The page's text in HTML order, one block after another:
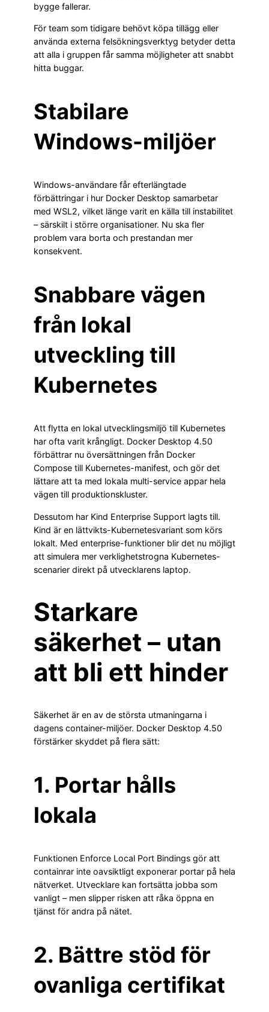
bygge fallerar.
För team som tidigare behövt köpa tillägg eller
använda externa felsökningsverktyg betyder detta
att alla i gruppen får samma möjligheter att snabbt
hitta buggar.
Stabilare
Windows-miljöer
Windows-användare får efterlängtade
förbättringar i hur Docker Desktop samarbetar
med WSL2, vilket länge varit en källa till instabilitet
– särskilt i större organisationer. Nu ska fler
problem vara borta och prestandan mer
konsekvent.
Snabbare vägen
från lokal
utveckling till
Kubernetes
Att flytta en lokal utvecklingsmiljö till Kubernetes
har ofta varit krångligt. Docker Desktop 4.50
förbättrar nu översättningen från Docker
Compose till Kubernetes-manifest, och gör det
lättare att ta med lokala multi-service appar hela
vägen till produktionskluster.
Dessutom har Kind Enterprise Support lagts till.
Kind är en lättvikts-Kubernetesvariant som körs
lokalt. Med enterprise-funktioner blir det nu möjligt
att simulera mer verklighetstrogna Kubernetes-
scenarier direkt på utvecklarens laptop.
Starkare
säkerhet – utan
att bli ett hinder
Säkerhet är en av de största utmaningarna i
dagens container-miljöer. Docker Desktop 4.50
förstärker skyddet på flera sätt:
1. Portar hålls
lokala
Funktionen Enforce Local Port Bindings gör att
containrar inte oavsiktligt exponerar portar på hela
nätverket. Utvecklare kan fortsätta jobba som
vanligt – men slipper risken att råka öppna en
tjänst för andra på nätet.
2. Bättre stöd för
ovanliga certifikat